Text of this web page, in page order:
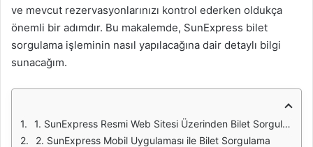
ve mevcut rezervasyonlarınızı kontrol ederken oldukça
önemli bir adımdır. Bu makalemde, SunExpress bilet
sorgulama işleminin nasıl yapılacağına dair detaylı bilgi
sunacağım.
1. SunExpress Resmi Web Sitesi Üzerinden Bilet Sorgulama
2. SunExpress Mobil Uygulaması ile Bilet Sorgulama